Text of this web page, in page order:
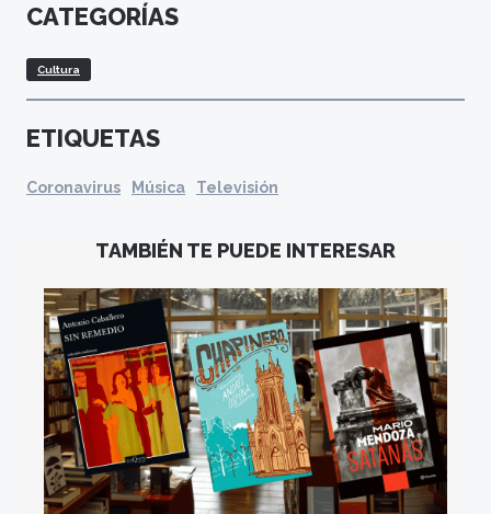
CATEGORÍAS
Cultura
ETIQUETAS
Coronavirus Música Televisión
TAMBIÉN TE PUEDE INTERESAR